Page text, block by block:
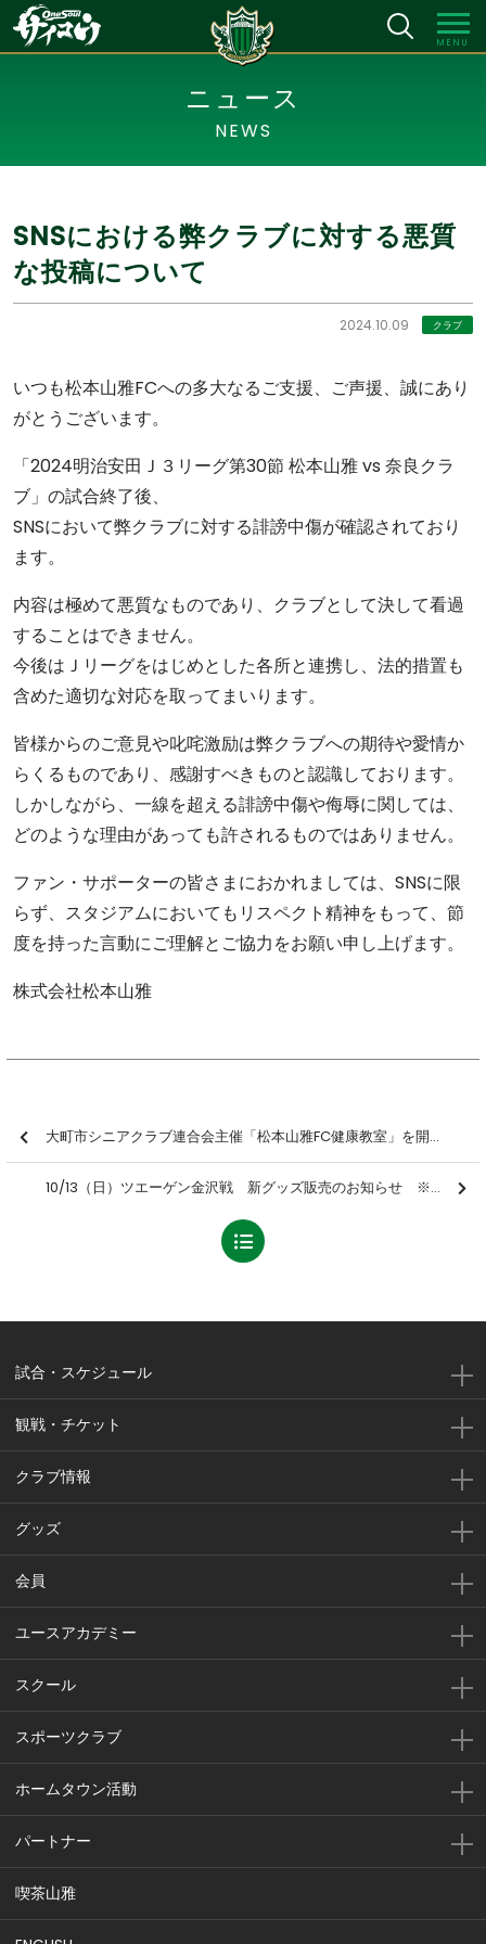
MENU
ニュース
NEWS
SNSにおける弊クラブに対する悪質
な投稿について
2024.10.09 クラブ
いつも松本山雅FCへの多大なるご支援、ご声援、誠にあり
がとうございます。
「2024明治安田Ｊ３リーグ第30節 松本山雅 vs 奈良クラ
ブ」の試合終了後、
SNSにおいて弊クラブに対する誹謗中傷が確認されており
ます。
内容は極めて悪質なものであり、クラブとして決して看過
することはできません。
今後はＪリーグをはじめとした各所と連携し、法的措置も
含めた適切な対応を取ってまいります。
皆様からのご意見や叱咤激励は弊クラブへの期待や愛情か
らくるものであり、感謝すべきものと認識しております。
しかしながら、一線を超える誹謗中傷や侮辱に関しては、
どのような理由があっても許されるものではありません。
ファン・サポーターの皆さまにおかれましては、SNSに限
らず、スタジアムにおいてもリスペクト精神をもって、節
度を持った言動にご理解とご協力をお願い申し上げます。
株式会社松本山雅
大町市シニアクラブ連合会主催「松本山雅FC健康教室」を開催しました【報告】
10/13（日）ツエーゲン金沢戦 新グッズ販売のお知らせ ※10/11追記・10/13修正
試合・スケジュール
観戦・チケット
クラブ情報
グッズ
会員
ユースアカデミー
スクール
スポーツクラブ
ホームタウン活動
パートナー
喫茶山雅